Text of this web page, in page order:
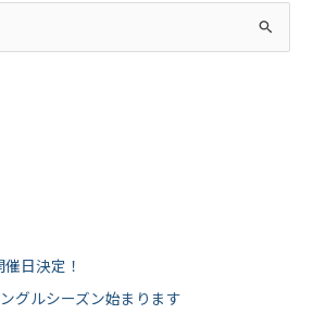
日決定！
グルシーズン始まります